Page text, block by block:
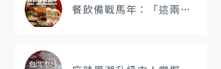
餐飲備戰馬年：「這兩款」成為年菜高峰的隱形功臣